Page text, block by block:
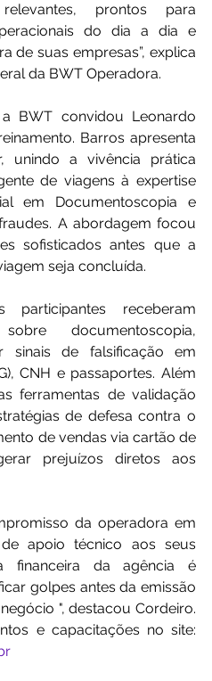
prontos para
do dia a dia e
de suas empresas”, explica
da BWT Operadora.
BWT convidou Leonardo
Barros apresenta
unindo a vivência prática
de viagens à expertise
em Documentoscopia e
A abordagem focou
sofisticados antes que a
seja concluída.
receberam
documentoscopia,
sinais de falsificação em
CNH e passaportes. Além
ferramentas de validação
de defesa contra o
de vendas via cartão de
prejuízos diretos aos
da operadora em
apoio técnico aos seus
financeira da agência é
golpes antes da emissão
", destacou Cordeiro.